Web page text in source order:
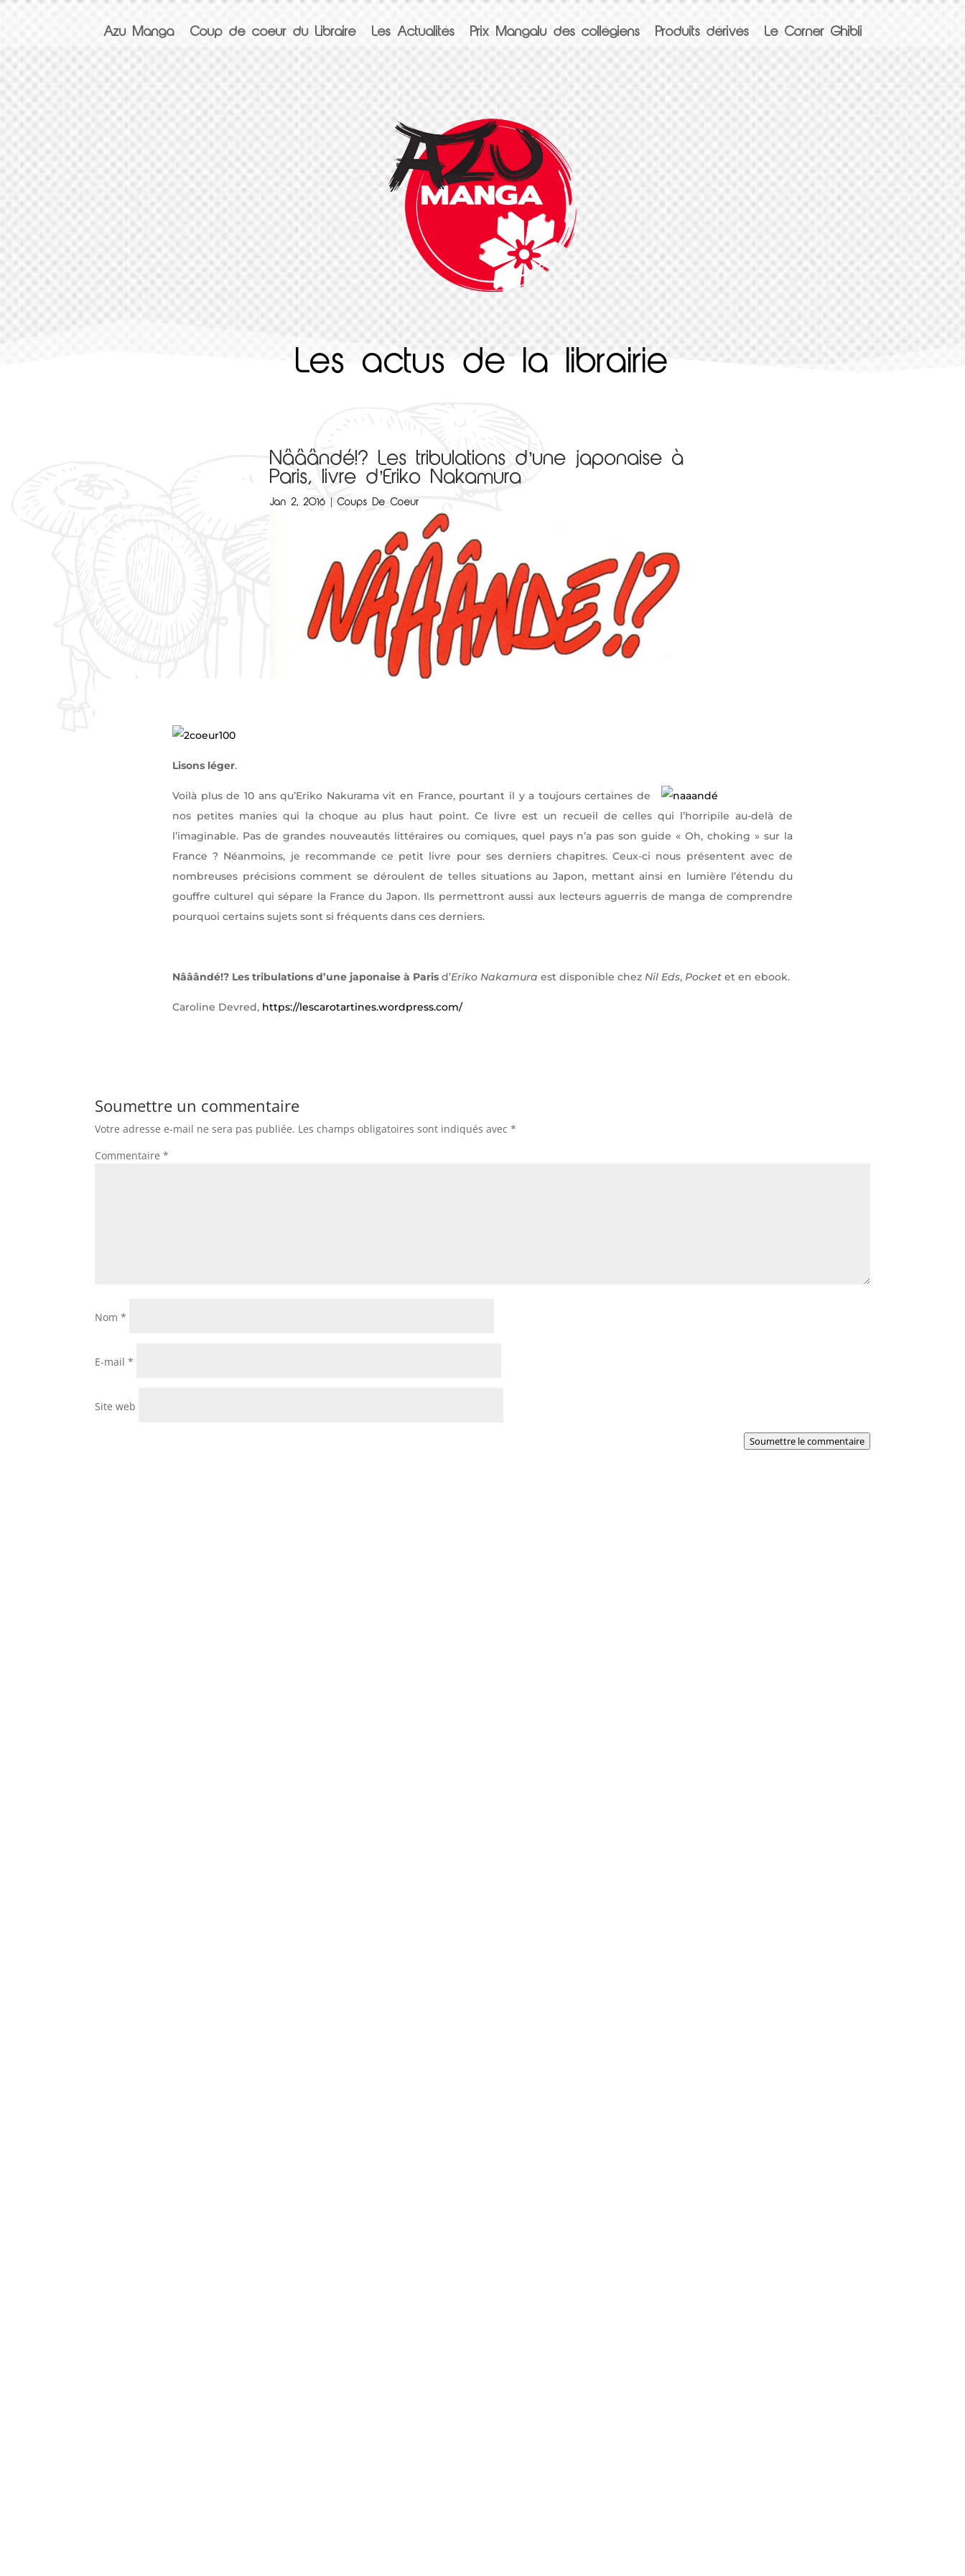
Azu Manga Coup de coeur du Libraire Les Actualités Prix Mangalu des collégiens Produits dérivés Le Corner Ghibli
Les actus de la librairie
Nââândé!? Les tribulations d’une japonaise à
Paris, livre d’Eriko Nakamura
Jan 2, 2016 |Coups De Coeur
Lisons léger.
Voilà plus de 10 ans qu’Eriko Nakurama vit en France, pourtant il y a toujours certaines de
nos petites manies qui la choque au plus haut point. Ce livre est un recueil de celles qui l’horripile au-delà de
l’imaginable. Pas de grandes nouveautés littéraires ou comiques, quel pays n’a pas son guide « Oh, choking » sur la
France ? Néanmoins, je recommande ce petit livre pour ses derniers chapitres. Ceux-ci nous présentent avec de
nombreuses précisions comment se déroulent de telles situations au Japon, mettant ainsi en lumière l’étendu du
gouffre culturel qui sépare la France du Japon. Ils permettront aussi aux lecteurs aguerris de manga de comprendre
pourquoi certains sujets sont si fréquents dans ces derniers.
Nââândé!? Les tribulations d’une japonaise à Paris d’Eriko Nakamura est disponible chez Nil Eds, Pocket et en ebook.
Caroline Devred, https://lescarotartines.wordpress.com/
Soumettre un commentaire
Votre adresse e-mail ne sera pas publiée. Les champs obligatoires sont indiqués avec *
Commentaire *
Nom *
E-mail *
Site web
Soumettre le commentaire